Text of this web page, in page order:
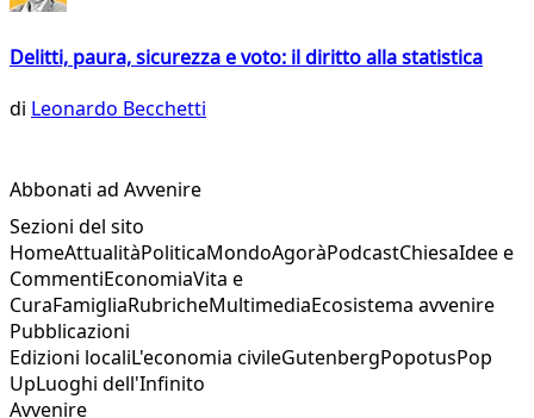
Delitti, paura, sicurezza e voto: il diritto alla statistica
di Leonardo Becchetti
Abbonati ad Avvenire
Sezioni del sito
HomeAttualitàPoliticaMondoAgoràPodcastChiesaIdee e
CommentiEconomiaVita e
CuraFamigliaRubricheMultimediaEcosistema avvenire
Pubblicazioni
Edizioni localiL'economia civileGutenbergPopotusPop
UpLuoghi dell'Infinito
Avvenire